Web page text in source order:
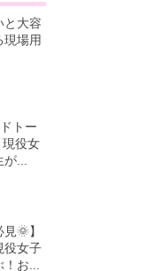
と大容
現場用
トー
役女
...
🌞】
役女子
お...